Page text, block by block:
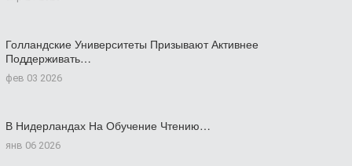
Голландские Университеты Призывают Активнее
Поддерживать…
фев 03 2026
В Нидерландах На Обучение Чтению…
янв 06 2026